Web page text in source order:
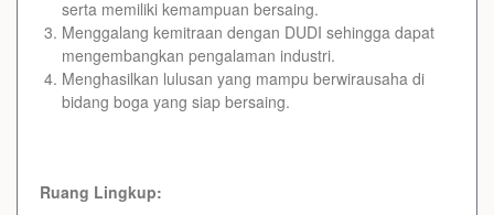
serta memiliki kemampuan bersaing.
Menggalang kemitraan dengan DUDI sehingga dapat
mengembangkan pengalaman industri.
Menghasilkan lulusan yang mampu berwirausaha di
bidang boga yang siap bersaing.
Ruang Lingkup: